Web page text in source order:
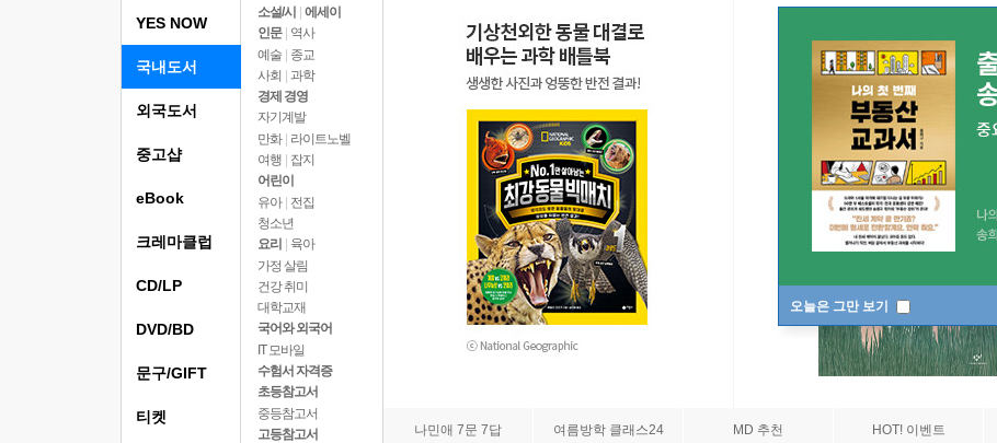
오늘은 그만 보기
YES NOW
국내도서
소설/시
에세이
인문
역사
예술 | 종교
사회 | 과학
경제 경영
자기계발
만화 | 라이트노벨
여행
잡지
어린이
유아 | 전집
청소년
요리
육아
가정 살림
건강 취미
대학교재
국어와 외국어
IT 모바일
수험서 자격증
초등참고서
중등참고서
고등참고서
나민애 7문 7답 여름방학 클래스24 MD 추천 HOT! 이벤트
외국도서
중고샵
eBook
크레마클럽
CD/LP
DVD/BD
문구/GIFT
티켓